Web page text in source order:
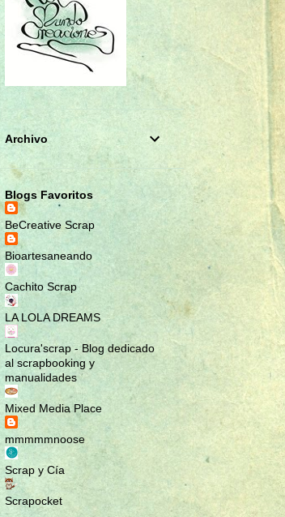
LIBRETAS A6
LIBRO DE FIRMAS
LIBRO DE FIRMAS PRIMERA COMUNIÓN
LIBRO DE FIRMAS Y ALBUM DE FOTOS
LIFESTYLE
LLAMADOR DE ÁNGELES
MARCAPÁGINAS MASCOTAS
MINI ÁLBUM
MINI ÁLBUM MALETÍN; ROMA
NOTEBOOK PENDIENTES
PULSERAS
RA MUNDO CREACIONES
RAMUNDOCREACIONES
RECETARIO
REGALA EMOCIONES
REGALOS NAVIDEÑOS
REGALOS ORIGINALES
SCRAP SCRAPBOOK
Archivo
Blogs Favoritos
BeCreative Scrap
Bioartesaneando
Cachito Scrap
LA LOLA DREAMS
Locura'scrap - Blog dedicado
al scrapbooking y
manualidades
Mixed Media Place
mmmmmnoose
Scrap y Cía
Scrapocket